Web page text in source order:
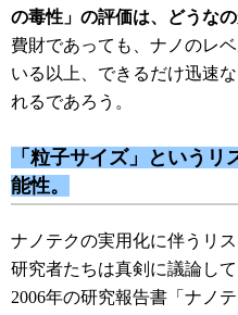
の毒性」の評価は、どうなの
費財であっても、ナノのレ
いる以上、できるだけ迅速
れるであろう。
「粒子サイズ」という
能性。
ナノテクの実用化に伴うリ
研究者たちは真剣に議論し
2006年の研究報告書「ナノ